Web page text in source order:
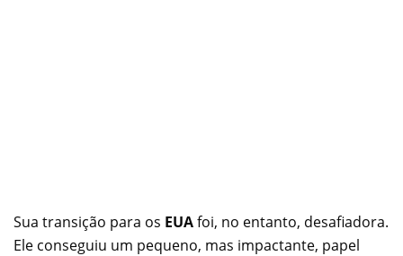
Sua transição para os EUAfoi, no entanto, desafiadora.
Ele conseguiu um pequeno, mas impactante, papel